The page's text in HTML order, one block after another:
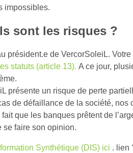
impossibles.
sont les risques ?
président.e de VercorSoleiL.
les statuts (article 13). A ce jour,
présente un risque de perte
de défaillance de la société, nos
que les banques prêtent de
se faire son opinion.
Synthétique (DIS) ici . lien